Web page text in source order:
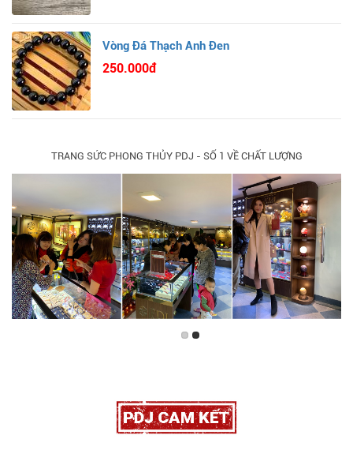
Vòng Đá Thạch Anh Đen
250.000đ
TRANG SỨC PHONG THỦY PDJ - SỐ 1 VỀ CHẤT LƯỢNG